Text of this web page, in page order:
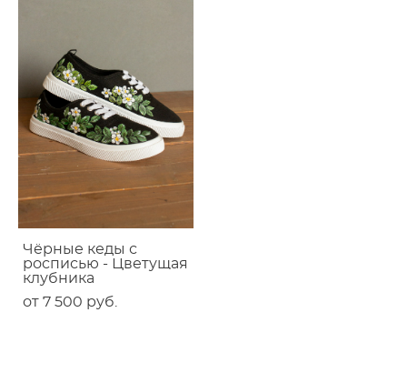
Чёрные кеды с
росписью - Цветущая
клубника
от 7 500 pуб.